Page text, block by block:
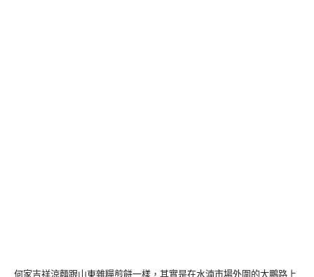
何家吉祥涼麵跟山東雜糧煎餅一樣，其實是在水湳市場外圍的大鵬路上